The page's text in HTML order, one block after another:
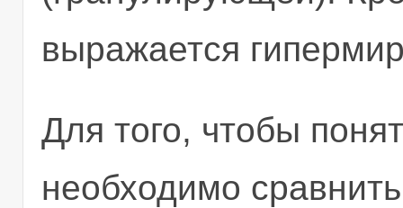
выражается
Для того, чтобы
необходимо